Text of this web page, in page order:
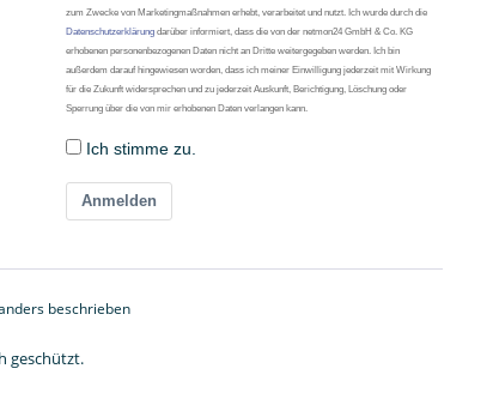
zum Zwecke von Marketingmaßnahmen erhebt, verarbeitet und nutzt. Ich wurde durch die
Datenschutzerklärung darüber informiert, dass die von der netmon24 GmbH & Co. KG
erhobenen personenbezogenen Daten nicht an Dritte weitergegeben werden. Ich bin
außerdem darauf hingewiesen worden, dass ich meiner Einwilligung jederzeit mit Wirkung
für die Zukunft widersprechen und zu jederzeit Auskunft, Berichtigung, Löschung oder
Sperrung über die von mir erhobenen Daten verlangen kann.
Ich stimme zu.
Anmelden
beschrieben
geschützt.